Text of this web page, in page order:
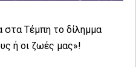
στα Τέμπη το δίλημμα
ή οι ζωές μας»!